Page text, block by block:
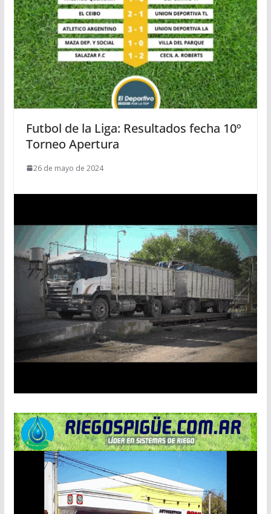
Futbol de la Liga: Resultados fecha 10º
Torneo Apertura
26 de mayo de 2024